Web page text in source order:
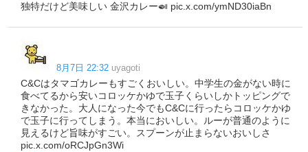
独特だけど美味しい 金沢カレー🍛 pic.x.com/ymND30iaBn
8月7日 22:32 uyagoti
C&Cはタマゴカレーもすごくおいしい。中学生の金がない時に
食べてるから安いコロッケかゆで玉子くらいしかトッピングで
きなかった。大人になった今でもC&Cに行ったらコロッケかゆ
で玉子に行ってしまう。本当においしい。ルーが普通のように
見えるけど旨味がすごい。スプーンが止まらないおいしさ
pic.x.com/oRCJpGn3Wi